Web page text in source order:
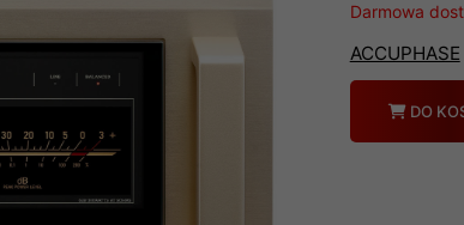
Darmowa
ACCUPHASE
Ilość DO